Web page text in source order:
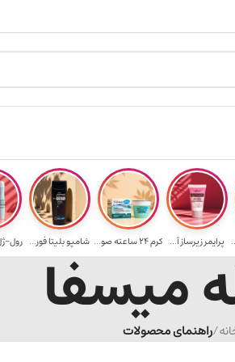
هدیه برای به یالا
پرایمر زیرساز آ... کرم 24 ساعته صو... شامپو بلیتا فور... رول- میسفا /راهنمای محصولات